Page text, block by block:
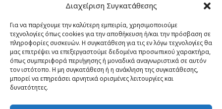
Διαχείριση Συγκατάθεσης
Για να παρέχουμε την καλύτερη εμπειρία, χρησιμοποιούμε
τεχνολογίες όπως cookies για την αποθήκευση ή/και την πρόσβαση σε
πληροφορίες συσκευών. Η συγκατάθεση για τις εν λόγω τεχνολογίες θα
μας επιτρέψει να επεξεργαστούμε δεδομένα προσωπικού χαρακτήρα,
όπως συμπεριφορά περιήγησης ή μοναδικά αναγνωριστικά σε αυτόν
τον ιστότοπο. Η μη συγκατάθεση ή η ανάκληση της συγκατάθεσης,
μπορεί να επηρεάσει αρνητικά ορισμένες λειτουργίες και
δυνατότητες.